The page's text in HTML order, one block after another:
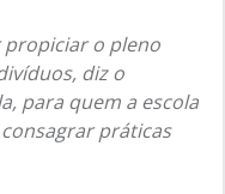
propiciar o pleno
diz o
para quem a escola
práticas